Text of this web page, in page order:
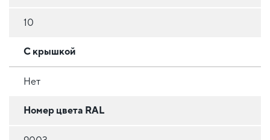
10
С крышкой
Нет
Номер цвета RAL